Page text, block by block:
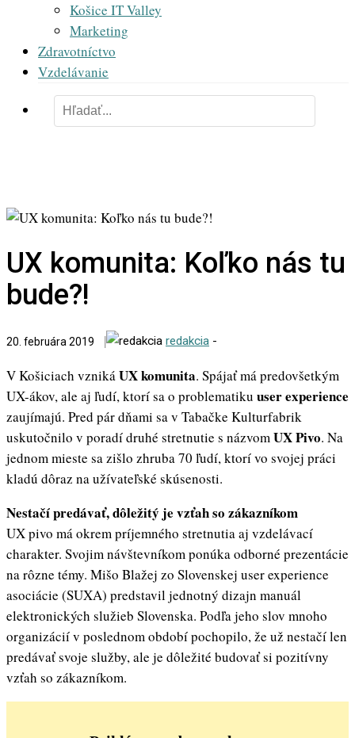
Košice IT Valley
Marketing
Zdravotníctvo
Vzdelávanie
UX komunita: Koľko nás tu
bude?!
20. februára 2019 redakcia -
V Košiciach vzniká UX komunita. Spájať má predovšetkým
UX-ákov, ale aj ľudí, ktorí sa o problematiku user experience
zaujímajú. Pred pár dňami sa v Tabačke Kulturfabrik
uskutočnilo v poradí druhé stretnutie s názvom UX Pivo. Na
jednom mieste sa zišlo zhruba 70 ľudí, ktorí vo svojej práci
kladú dôraz na užívateľské skúsenosti.
Nestačí predávať, dôležitý je vzťah so zákazníkom
UX pivo má okrem príjemného stretnutia aj vzdelávací
charakter. Svojim návštevníkom ponúka odborné prezentácie
na rôzne témy. Mišo Blažej zo Slovenskej user experience
asociácie (SUXA) predstavil jednotný dizajn manuál
elektronických služieb Slovenska. Podľa jeho slov mnoho
organizácií v poslednom období pochopilo, že už nestačí len
predávať svoje služby, ale je dôležité budovať si pozitívny
vzťah so zákazníkom.